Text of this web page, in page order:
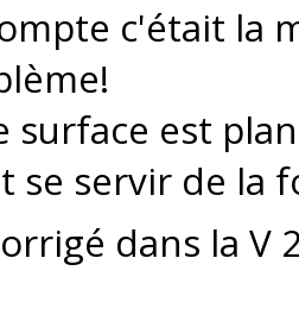
c'était la
surface est
se servir de la
dans la V